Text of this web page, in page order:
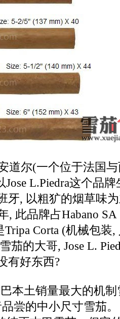
尔(一个位于法国与
L.Piedra这个品
牙, 以粗犷的烟草味
, 此品牌占Habano
Corta (机械包装
茄的大哥, Jose L.
有好东西?
本土销量最大的机
尝的中小尺寸雪茄。